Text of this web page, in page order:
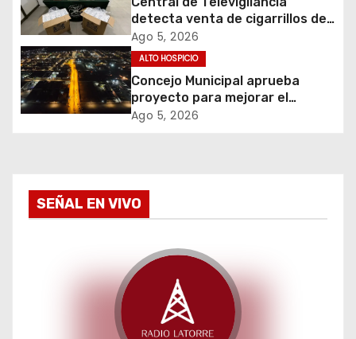
n
d
e
t
r
detecta venta de cigarrillos de
contrabando y permite
incautación de más de 3 mil
cajetillas
Ago 5, 2026
ALTO HOSPICIO
Concejo Municipal aprueba
proyecto para mejorar el
alumbrado público del sector El
Ago 5, 2026
SEÑAL EN VIVO